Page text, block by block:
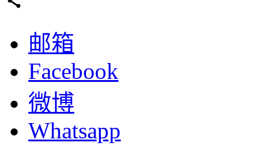
邮箱
Facebook
微博
Whatsapp